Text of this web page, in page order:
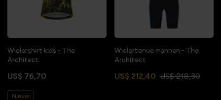
Wielershirt kids - The
Architect
US$ 76,70
Nieuw
Wielertenue mannen - The
Architect
US$ 212,40 US$ 218,30